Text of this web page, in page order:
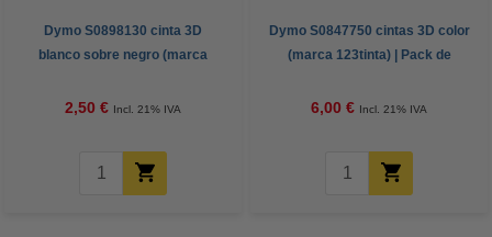
Dymo S0898130 cinta 3D
blanco sobre negro (marca
2,50 € Incl. 21% IVA
Dymo S0847750 cintas 3D color
(marca 123tinta) | Pack de
6,00 € Incl. 21% IVA